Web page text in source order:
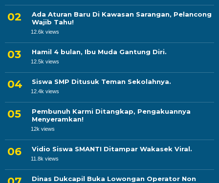
Ada Aturan Baru Di Kawasan Sarangan, Pelancong
Wajib Tahu!
12.6k views
Hamil 4 bulan, Ibu Muda Gantung Diri.
12.5k views
Siswa SMP Ditusuk Teman Sekolahnya.
12.4k views
Pembunuh Karmi Ditangkap, Pengakuannya
Menyeramkan!
12k views
Vidio Siswa SMANTI Ditampar Wakasek Viral.
11.8k views
Dinas Dukcapil Buka Lowongan Operator Non